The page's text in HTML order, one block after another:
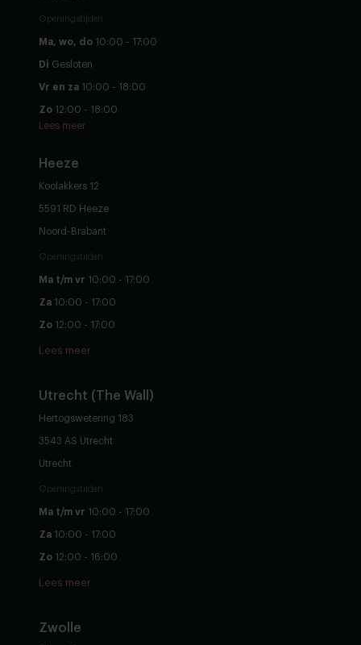
Openingstijden
Ma, wo, do 10:00 - 17:00
Di Gesloten
Vr en za 10:00 - 18:00
Zo 12:00 - 18:00
Lees meer
Heeze
Koolakkers 12
5591 RD Heeze
Noord-Brabant
Openingstijden
Ma t/m vr 10:00 - 17:00
Za 10:00 - 17:00
Zo 12:00 - 17:00
Lees meer
Utrecht (The Wall)
Hertogswetering 183
3543 AS Utrecht
Utrecht
Openingstijden
Ma t/m vr 10:00 - 17:00
Za 10:00 - 17:00
Zo 12:00 - 16:00
Lees meer
Zwolle